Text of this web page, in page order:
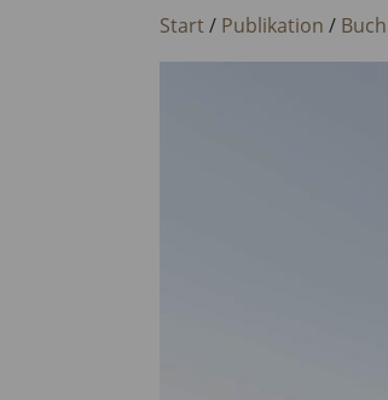
Start/ Publikation / Buch